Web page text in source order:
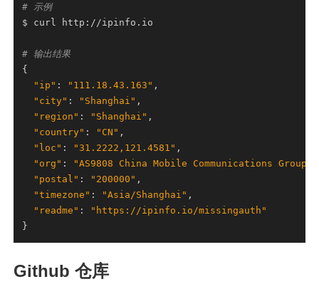
# 示例
# 输出结果
"ip" : "111.18.43.163"
"city" : "Shanghai"
"region" : "Shanghai"
"country" : "CN"
"loc" : "31.2222,121.4581"
"org" :
"AS9808 China Mobile Communications
"postal" : "200000"
"timezone" : "Asia/Shanghai"
"readme" :
"https://ipinfo.io/missingauth"
Github 仓库